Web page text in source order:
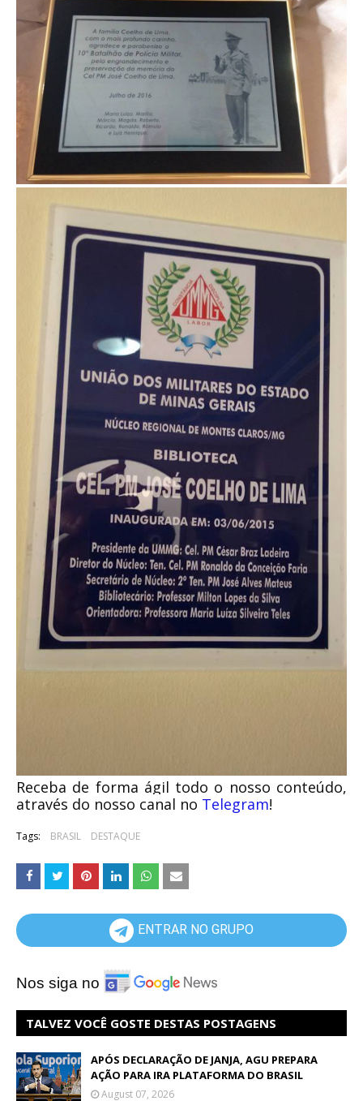
Receba de forma ágil todo o nosso conteúdo,
através do nosso canal no Telegram!
Tags: BRASIL DESTAQUE
ENTRAR NO GRUPO
Nos siga no
TALVEZ VOCÊ GOSTE DESTAS POSTAGENS
APÓS DECLARAÇÃO DE JANJA, AGU PREPARA
AÇÃO PARA IRA PLATAFORMA DO BRASIL
August 07, 2026